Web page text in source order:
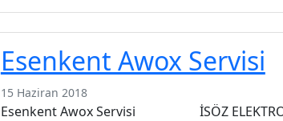
Esenkent Awox Servisi
15 Haziran 2018
Esenkent Awox Servisi İSÖZ